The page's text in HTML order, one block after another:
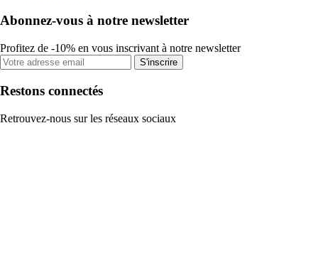
Abonnez-vous à notre newsletter
Profitez de -10% en vous inscrivant à notre newsletter
S'inscrire
Restons connectés
Retrouvez-nous sur les réseaux sociaux